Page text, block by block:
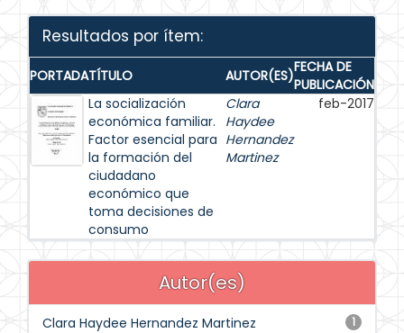
Resultados por ítem:
PORTADATÍTULO AUTOR(ES)FECHA DE
PUBLICACIÓN
La socialización
económica familiar.
Factor esencial para
la formación del
ciudadano
económico que
toma decisiones de
consumo
Clara
Haydee
Hernandez
Martinez
feb-2017
Autor(es)
1
Clara Haydee Hernandez Martinez